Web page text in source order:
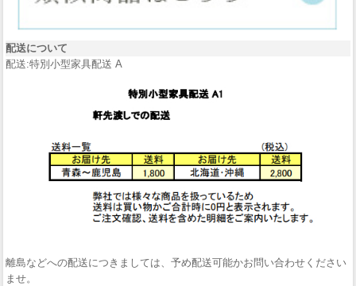
配送について
配送:特別小型家具配送 A
離島などへの配送につきましては、予め配送可能かお問い合わせください
ませ。